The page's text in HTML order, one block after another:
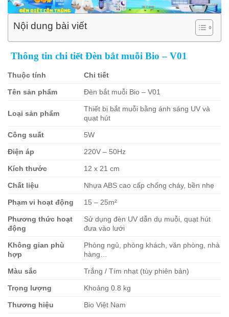
Nội dung bài viết
Thông tin chi tiết Đèn bắt muỗi Bio – V01
Thuộc tính Chi tiết
Tên sản phẩm Đèn bắt muỗi Bio – V01
Loại sản phẩm
Thiết bị bắt muỗi bằng ánh sáng UV và
quạt hút
Công suất 5W
Điện áp 220V – 50Hz
Kích thước 12 x 21 cm
Chất liệu Nhựa ABS cao cấp chống cháy, bền nhẹ
Phạm vi hoạt động 15 – 25m²
Phương thức hoạt
động
Sử dụng đèn UV dẫn dụ muỗi, quạt hút
đưa vào lưới
Không gian phù
hợp
Phòng ngủ, phòng khách, văn phòng, nhà
hàng…
Màu sắc Trắng / Tím nhạt (tùy phiên bản)
Trọng lượng Khoảng 0.8 kg
Thương hiệu Bio Việt Nam